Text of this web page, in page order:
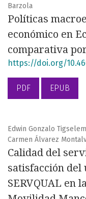
Barzola
Políticas
económico en
comparativa
https://doi.org/
PDF EPUB
Edwin Gonzalo
Carmen Álvarez
Calidad del
satisfacción del
SERVQUAL en